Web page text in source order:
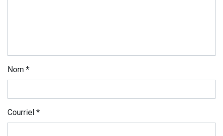
Nom *
Courriel *